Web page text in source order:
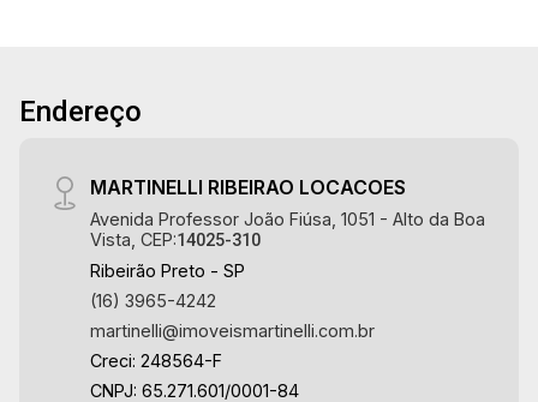
Endereço
MARTINELLI RIBEIRAO LOCACOES
Avenida Professor João Fiúsa, 1051 - Alto da Boa
Vista, CEP:14025-310
Ribeirão Preto - SP
(16) 3965-4242
martinelli@imoveismartinelli.com.br
Creci: 248564-F
CNPJ: 65.271.601/0001-84